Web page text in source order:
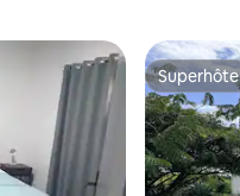
Superhôte
Superhôte